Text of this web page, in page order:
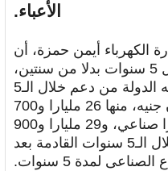
الأعباء.
أيمن حمزة، أن
تحرك الأسعار سيتم خلال 5 سنوات بدلا من سنتين،
مشيرا إلى أن إجمالي ما تتحمله الدولة من دعم خلال الـ5
سنوات 78 مليارا و600 مليون جنيه، منها 26 مليارا و700
مليون جنيه منزلي، و22 مليارا صناعي، و29 مليارا و900
مليون فرق تكلفة الوقود خلال الـ5 سنوات القادمة بعد
لمدة 5 سنوات.